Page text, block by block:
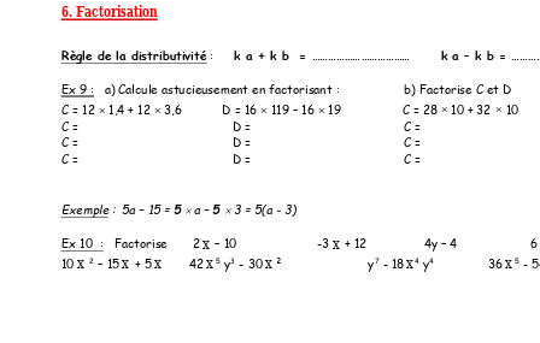
6. Factorisation
Règle de la distributivité : k a + k b  = ……………………………… k a – k b =
Ex 9 : a) Calcule astucieusement en factorisant :
b) Factorise C et D
C = 12  1,4 + 12  3,6 D = 16  119 – 16  19 C = 28  10 + 32  10
C =
D = C =
C =
D = C =
C =
D = C =
Exemple : 5a – 15 = 5 a – 5  3 = 5(a - 3)
Ex 10  : Factorise 2 x – 10 -3 x + 12 4y – 4 6
10 x 2 – 15 x + 5 x 42 x 5 y3 - 30x ² y7 - 18x4 y4 36x 5 -